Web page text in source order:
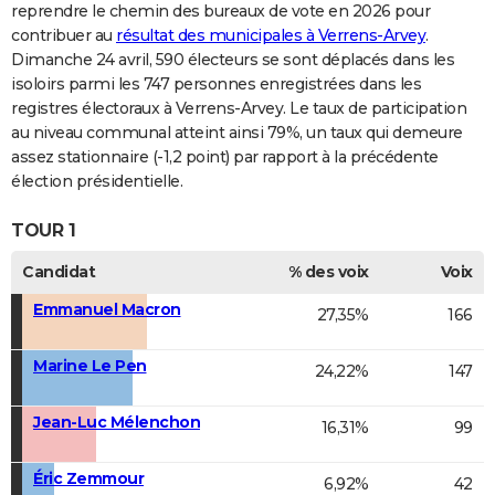
reprendre le chemin des bureaux de vote en 2026 pour
contribuer au résultat des municipales à Verrens-Arvey.
Dimanche 24 avril, 590 électeurs se sont déplacés dans les
isoloirs parmi les 747 personnes enregistrées dans les
registres électoraux à Verrens-Arvey. Le taux de participation
au niveau communal atteint ainsi 79%, un taux qui demeure
assez stationnaire (-1,2 point) par rapport à la précédente
élection présidentielle.
TOUR 1
Candidat % des voix
Voix
Emmanuel Macron
27,35% 166
Marine Le Pen 24,22% 147
Jean-Luc Mélenchon 16,31% 99
Éric Zemmour 6,92% 42